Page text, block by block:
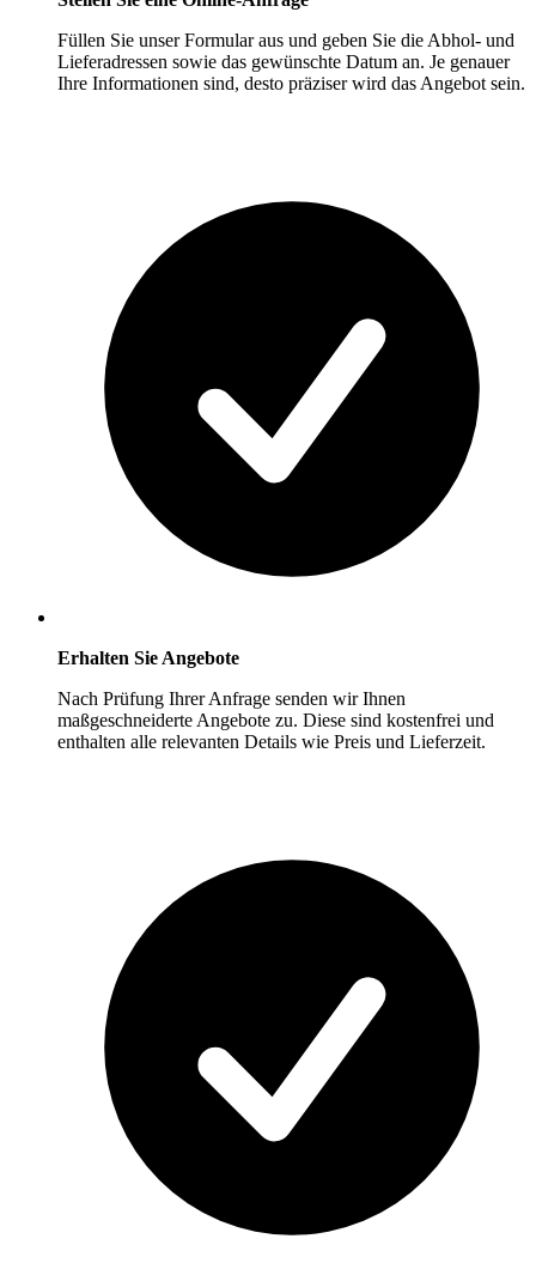
Füllen Sie unser Formular aus und geben Sie die Abhol- und
Lieferadressen sowie das gewünschte Datum an. Je genauer
Ihre Informationen sind, desto präziser wird das Angebot sein.
Erhalten Sie Angebote
Nach Prüfung Ihrer Anfrage senden wir Ihnen
maßgeschneiderte Angebote zu. Diese sind kostenfrei und
enthalten alle relevanten Details wie Preis und Lieferzeit.